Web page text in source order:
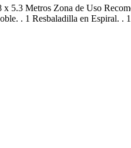
Metros Zona de Uso
. 1 Resbaladilla en Espiral. .